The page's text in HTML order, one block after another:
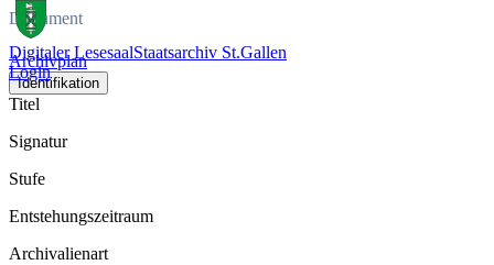
Digitaler LesesaalStaatsarchiv St.Gallen
Login
Dokument
Archivplan
Identifikation
Titel
Signatur
Stufe
Entstehungszeitraum
Archivalienart